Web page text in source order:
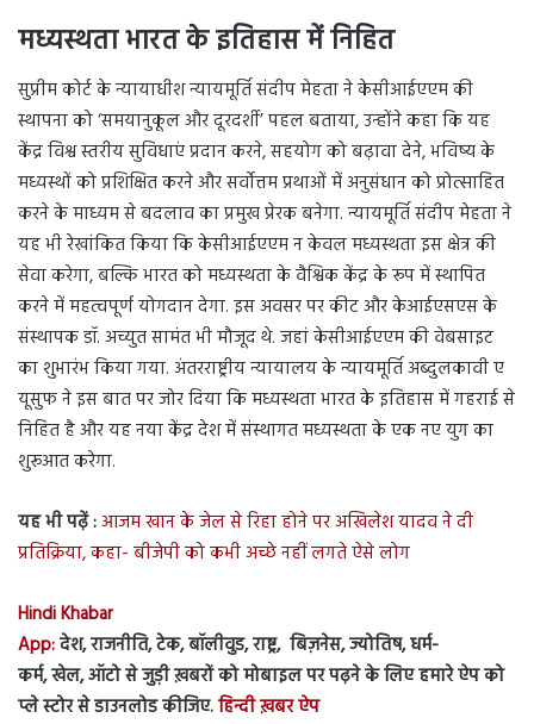
मध्यस्थता भारत के इतिहास में निहित
सुप्रीम कोर्ट के न्यायाधीश न्यायमूर्ति संदीप मेहता ने केसीआईएएम की
स्थापना को ‘समयानुकूल और दूरदर्शी’ पहल बताया, उन्होंने कहा कि यह
केंद्र विश्व स्तरीय सुविधाएं प्रदान करने, सहयोग को बढ़ावा देने, भविष्य के
मध्यस्थों को प्रशिक्षित करने और सर्वोत्तम प्रथाओं में अनुसंधान को प्रोत्साहित
करने के माध्यम से बदलाव का प्रमुख प्रेरक बनेगा. न्यायमूर्ति संदीप मेहता ने
यह भी रेखांकित किया कि केसीआईएएम न केवल मध्यस्थता इस क्षेत्र की
सेवा करेगा, बल्कि भारत को मध्यस्थता के वैश्विक केंद्र के रूप में स्थापित
करने में महत्वपूर्ण योगदान देगा. इस अवसर पर कीट और केआईएसएस के
संस्थापक डॉ. अच्युत सामंत भी मौजूद थे. जहां केसीआईएएम की वेबसाइट
का शुभारंभ किया गया. अंतरराष्ट्रीय न्यायालय के न्यायमूर्ति अब्दुलकावी ए
यूसुफ ने इस बात पर जोर दिया कि मध्यस्थता भारत के इतिहास में गहराई से
निहित है और यह नया केंद्र देश में संस्थागत मध्यस्थता के एक नए युग का
शुरूआत करेगा.
यह भी पढ़ें :आजम खान के जेल से रिहा होने पर अखिलेश यादव ने दी
प्रतिक्रिया, कहा- बीजेपी को कभी अच्छे नहीं लगते ऐसे लोग
Hindi Khabar
App:देश, राजनीति, टेक, बॉलीवुड, राष्ट्र, बिज़नेस, ज्योतिष, धर्म-
कर्म, खेल, ऑटो से जुड़ी ख़बरों को मोबाइल पर पढ़ने के लिए हमारे ऐप को
प्ले स्टोर से डाउनलोड कीजिए.हिन्दी ख़बर ऐप